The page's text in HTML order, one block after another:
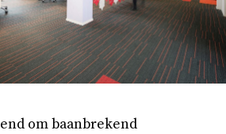
om baanbrekend